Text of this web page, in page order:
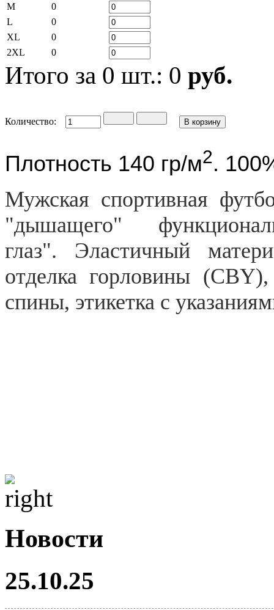
M
0
L
0
XL
0
2XL
0
Итого за 0 шт.: 0 руб.
Количество:
Плотность 140 гр/м2.
Мужская спортивная
"дышащего"
глаз". Эластичный
отделка горловины
спины, этикетка с
Новости
25.10.25